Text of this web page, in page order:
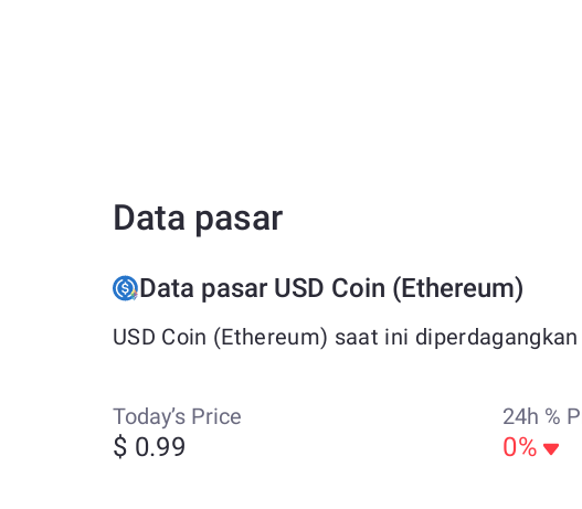
Data pasar
Data pasar USD Coin (Ethereum)
USD Coin (Ethereum) saat ini
Today’s Price
$ 0.99
24h %
0%